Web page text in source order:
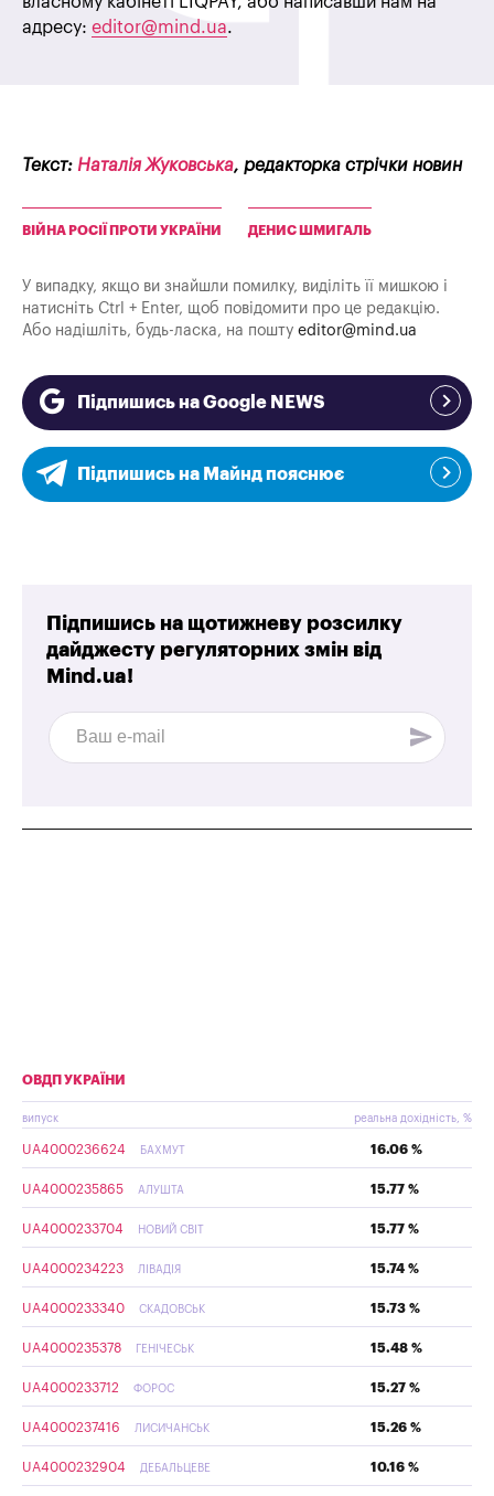
адресу: editor@mind.ua.
Текст: Наталія Жуковська, редакторка стрічки новин
ВІЙНА РОСІЇ ПРОТИ УКРАЇНИ ДЕНИС ШМИГАЛЬ
У випадку, якщо ви знайшли помилку, виділіть її мишкою і
натисніть Ctrl + Enter, щоб повідомити про це редакцію.
Або надішліть, будь-ласка, на пошту editor@mind.ua
Підпишись на Google NEWS
Підпишись на Майнд пояснює
Підпишись на щотижневу розсилку
дайджесту регуляторних змін від
Mind.ua!
ОВДП УКРАЇНИ
випуск реальна дохідність, %
UA4000236624 БАХМУТ 16.06 %
UA4000235865 АЛУШТА 15.77 %
UA4000233704 НОВИЙ СВІТ 15.77 %
UA4000234223 ЛІВАДІЯ 15.74 %
UA4000233340 СКАДОВСЬК 15.73 %
UA4000235378 ГЕНІЧЕСЬК 15.48 %
UA4000233712 ФОРОС 15.27 %
UA4000237416 ЛИСИЧАНСЬК 15.26 %
UA4000232904 ДЕБАЛЬЦЕВЕ 10.16 %